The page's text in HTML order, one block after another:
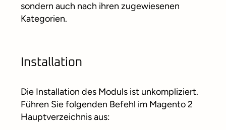
sondern auch nach ihren zugewiesenen
Kategorien.
Installation
Die Installation des Moduls ist unkompliziert.
Führen Sie folgenden Befehl im Magento 2
Hauptverzeichnis aus: